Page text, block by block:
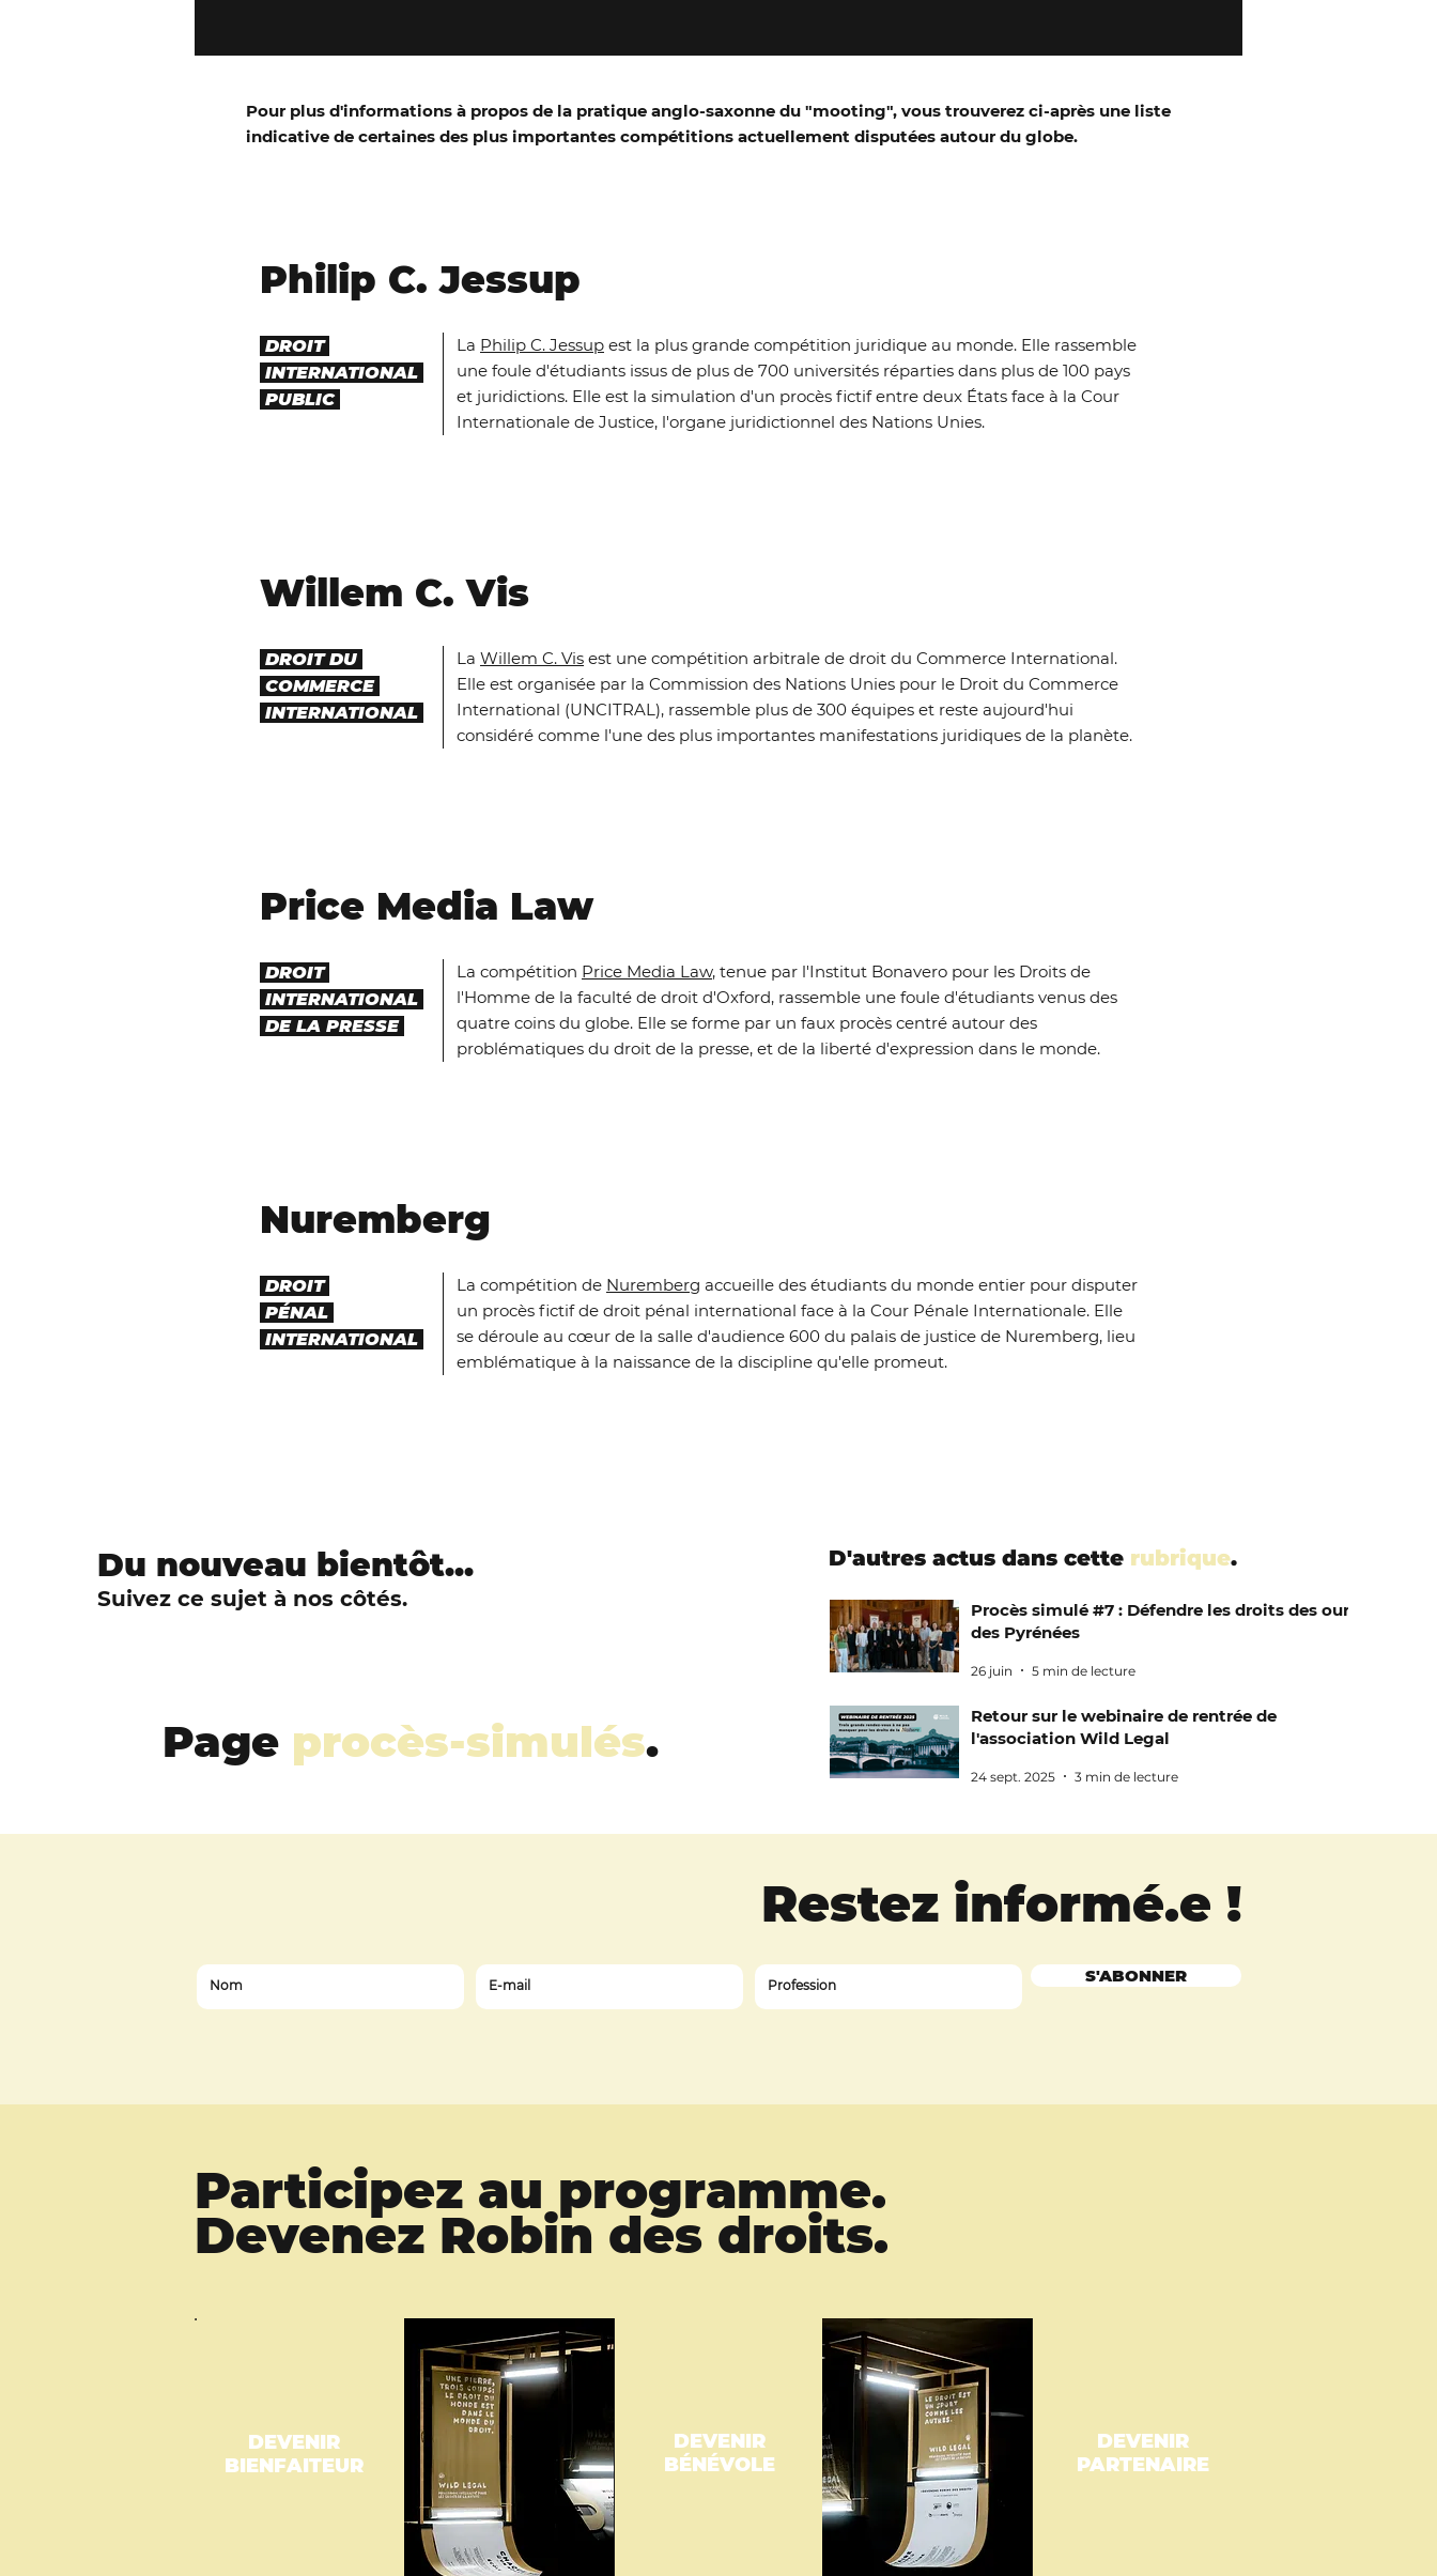
Pour plus d'informations à propos de la pratique anglo-saxonne du "mooting", vous trouverez ci-après une liste
indicative de certaines des plus importantes compétitions actuellement disputées autour du globe.
Philip C. Jessup
DROIT
INTERNATIONAL
PUBLIC
La Philip C. Jessup est la plus grande compétition juridique au monde. Elle rassemble
une foule d'étudiants issus de plus de 700 universités réparties dans plus de 100 pays
et juridictions. Elle est la simulation d'un procès fictif entre deux États face à la Cour
Internationale de Justice, l'organe juridictionnel des Nations Unies.
Willem C. Vis
DROIT DU
COMMERCE
INTERNATIONAL
La Willem C. Vis est une compétition arbitrale de droit du Commerce International.
Elle est organisée par la Commission des Nations Unies pour le Droit du Commerce
International (UNCITRAL), rassemble plus de 300 équipes et reste aujourd'hui
considéré comme l'une des plus importantes manifestations juridiques de la planète.
Price Media Law
DROIT
INTERNATIONAL
DE LA PRESSE
La compétition Price Media Law, tenue par l'Institut Bonavero pour les Droits de
l'Homme de la faculté de droit d'Oxford, rassemble une foule d'étudiants venus des
quatre coins du globe. Elle se forme par un faux procès centré autour des
problématiques du droit de la presse, et de la liberté d'expression dans le monde.
Nuremberg
DROIT
PÉNAL
INTERNATIONAL
La compétition de Nuremberg accueille des étudiants du monde entier pour disputer
un procès fictif de droit pénal international face à la Cour Pénale Internationale. Elle
se déroule au cœur de la salle d'audience 600 du palais de justice de Nuremberg, lieu
emblématique à la naissance de la discipline qu'elle promeut.
Du nouveau bientôt...
Suivez ce sujet à nos côtés.
Page procès-simulés.
D'autres actus dans cette rubrique.
Procès simulé #7 : Défendre les droits des ours
des Pyrénées
26 juin 5 min de lecture
Retour sur le webinaire de rentrée de
l'association Wild Legal
24 sept. 2025 3 min de lecture
Restez informé.e
!
S'ABONNER
Devenez Robin des droits.
Participez au programme.
DEVENIR
BÉNÉVOLE
DEVENIR
BIENFAITEUR
DEVENIR
PARTENAIRE